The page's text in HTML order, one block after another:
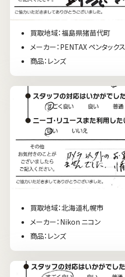
買取地域：福島県猪苗代町
メーカー：PENTAX ペンタックス
商品：レンズ
買取地域：北海道札幌市
メーカー：Nikon ニコン
商品：レンズ